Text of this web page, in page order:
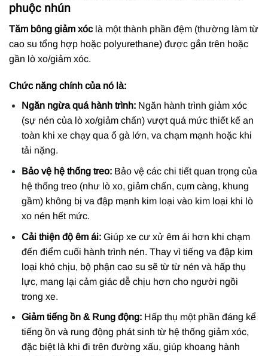
phuộc nhún
Tăm bông giảm xóclà một thành phần đệm (thường làm từ
cao su tổng hợp hoặc polyurethane) được gắn trên hoặc
gần lò xo/giảm xóc.
Chức năng chính của nó là:
Ngăn ngừa quá hành trình:Ngăn hành trình giảm xóc
(sự nén của lò xo/giảm chấn) vượt quá mức thiết kế an
toàn khi xe chạy qua ổ gà lớn, va chạm mạnh hoặc khi
tải nặng.
Bảo vệ hệ thống treo:Bảo vệ các chi tiết quan trọng của
hệ thống treo (như lò xo, giảm chấn, cụm càng, khung
gầm) không bị va đập mạnh kim loại vào kim loại khi lò
xo nén hết mức.
Cải thiện độ êm ái:Giúp xe cư xử êm ái hơn khi chạm
đến điểm cuối hành trình nén. Thay vì tiếng va đập kim
loại khó chịu, bộ phận cao su sẽ từ từ nén và hấp thụ
lực, mang lại cảm giác dễ chịu hơn cho người ngồi
trong xe.
Giảm tiếng ồn & Rung động:Hấp thụ một phần đáng kể
tiếng ồn và rung động phát sinh từ hệ thống giảm xóc,
đặc biệt là khi đi trên đường xấu, giúp khoang hành